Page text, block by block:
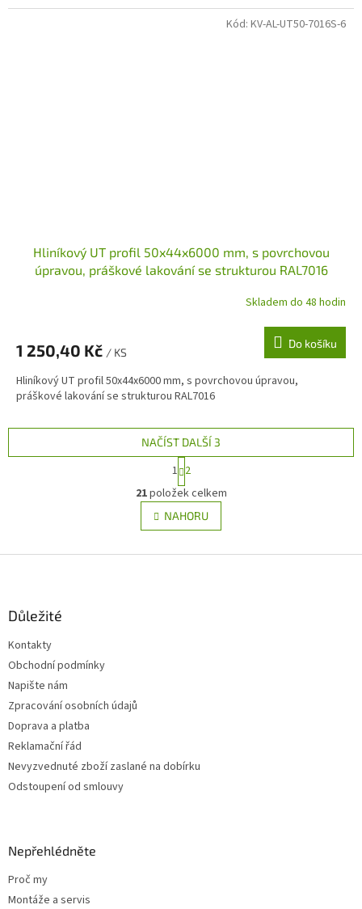
Hliníkový UT profil 50x44x6000 mm, s povrchovou
úpravou, práškové lakování se strukturou RAL7016
Skladem do 48 hodin
1 250,40 Kč / KS
Do košíku
Hliníkový UT profil 50x44x6000 mm, s povrchovou úpravou,
práškové lakování se strukturou RAL7016
Kód: KV-AL-UT50-7016S-6
O
v
l
á
u
NAČÍST DALŠÍ 3
S
t
r
á
n
k
v
1 2
21položek celkem
NAHORU
Důležité
Kontakty
Obchodní podmínky
Napište nám
Zpracování osobních údajů
Doprava a platba
Reklamační řád
Nevyzvednuté zboží zaslané na dobírku
Odstoupení od smlouvy
Nepřehlédněte
Proč my
Montáže a servis